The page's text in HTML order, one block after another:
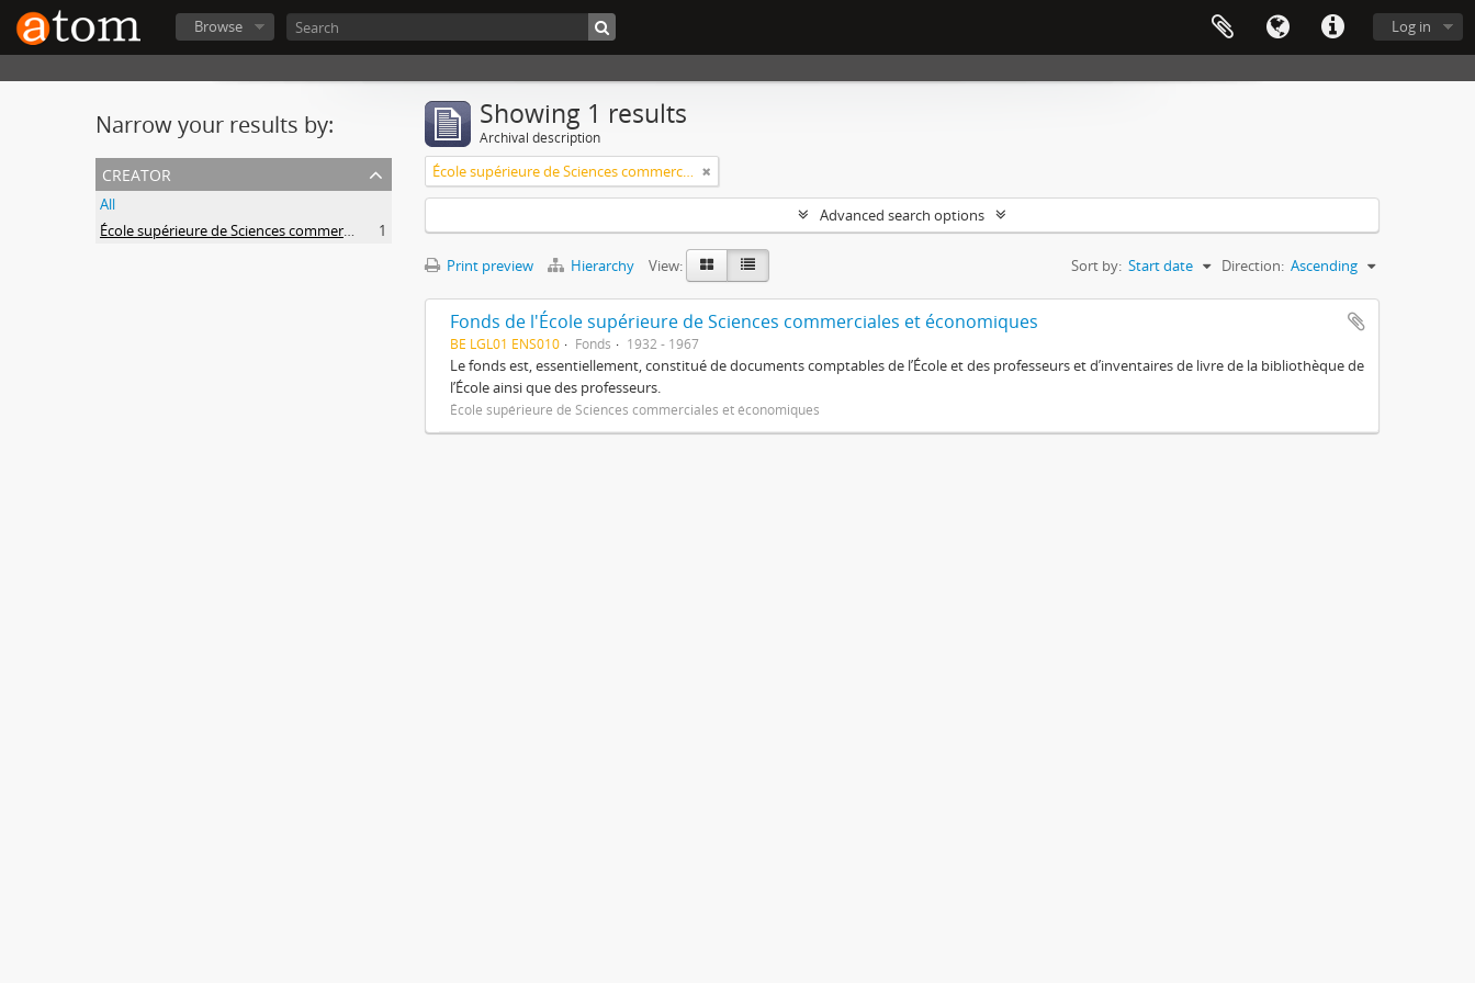
Log in
Browse
Narrow your results by:
creator
All
École supérieure de Sciences commerciales et économiques
1
Showing 1 results
Archival description
École supérieure de Sciences commerciales et économiques
Advanced search options
Print preview Hierarchy View: Sort by: Start date Direction: Ascending
Fonds de l'École supérieure de Sciences commerciales et économiques
BE LGL01 ENS010 Fonds 1932 - 1967
Le fonds est, essentiellement, constitué de documents comptables de l’École et des professeurs et d’inventaires de livre de la bibliothèque de
l’École ainsi que des professeurs.
École supérieure de Sciences commerciales et économiques